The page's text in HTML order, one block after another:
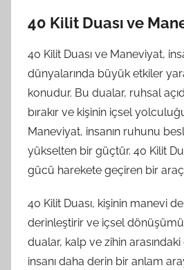
40 Kilit Duası ve
40 Kilit Duası ve Maneviyat,
dünyalarında büyük etkiler
konudur. Bu dualar, ruhsal
bırakır ve kişinin içsel
Maneviyat, insanın ruhunu
yükselten bir güçtür. 40 Kilit
gücü harekete geçiren bir
40 Kilit Duası, kişinin manevi
derinleştirir ve içsel
dualar, kalp ve zihin
insanı daha derin bir anlam